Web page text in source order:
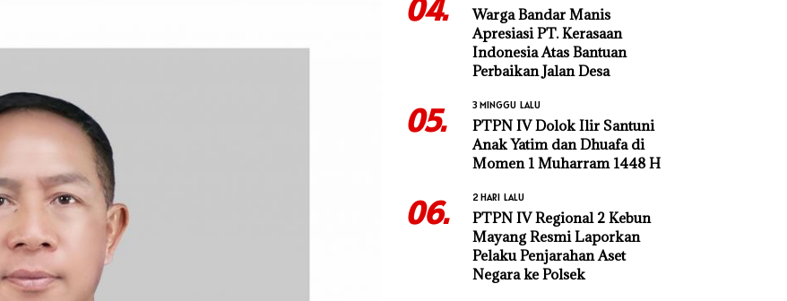
04.
Warga Bandar Manis
Apresiasi PT. Kerasaan
Indonesia Atas Bantuan
Perbaikan Jalan Desa
05. 3 MINGGU LALU
PTPN IV Dolok Ilir Santuni
Anak Yatim dan Dhuafa di
Momen 1 Muharram 1448 H
06. 2 HARI LALU
PTPN IV Regional 2 Kebun
Mayang Resmi Laporkan
Pelaku Penjarahan Aset
Negara ke Polsek